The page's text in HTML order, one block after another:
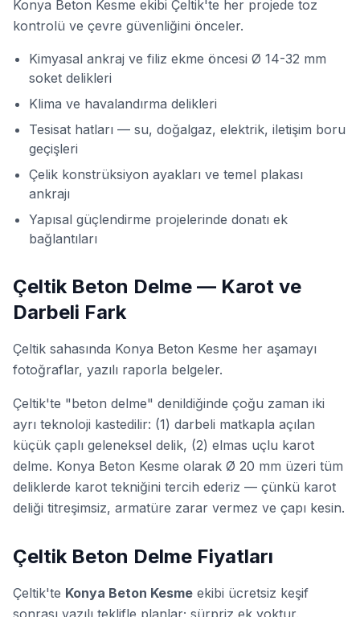
Konya Beton Kesme ekibi Çeltik'te her projede toz
kontrolü ve çevre güvenliğini önceler.
Kimyasal ankraj ve filiz ekme öncesi Ø 14-32 mm
soket delikleri
Klima ve havalandırma delikleri
Tesisat hatları — su, doğalgaz, elektrik, iletişim boru
geçişleri
Çelik konstrüksiyon ayakları ve temel plakası
ankrajı
Yapısal güçlendirme projelerinde donatı ek
bağlantıları
Çeltik Beton Delme — Karot ve
Darbeli Fark
Çeltik sahasında Konya Beton Kesme her aşamayı
fotoğraflar, yazılı raporla belgeler.
Çeltik'te "beton delme" denildiğinde çoğu zaman iki
ayrı teknoloji kastedilir: (1) darbeli matkapla açılan
küçük çaplı geleneksel delik, (2) elmas uçlu karot
delme. Konya Beton Kesme olarak Ø 20 mm üzeri tüm
deliklerde karot tekniğini tercih ederiz — çünkü karot
deliği titreşimsiz, armatüre zarar vermez ve çapı kesin.
Çeltik Beton Delme Fiyatları
Çeltik'te Konya Beton Kesme ekibi ücretsiz keşif
sonrası yazılı teklifle planlar; sürpriz ek yoktur.